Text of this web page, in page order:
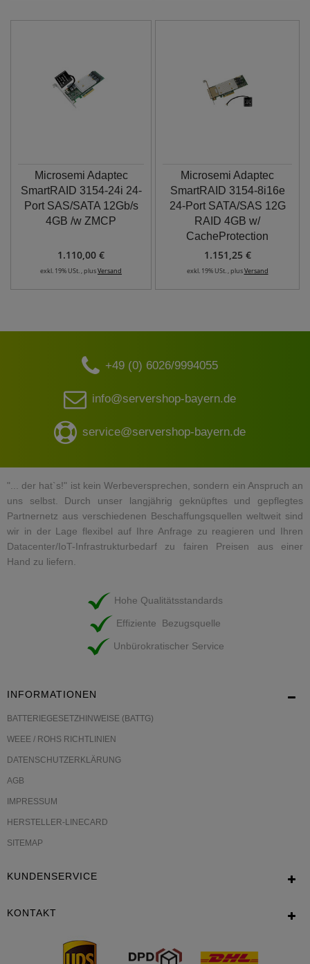
Microsemi Adaptec
SmartRAID 3154-24i 24-
Port SAS/SATA 12Gb/s
4GB /w ZMCP
1.110,00 €
exkl. 19% USt. , plusVersand
Microsemi Adaptec
SmartRAID 3154-8i16e
24-Port SATA/SAS 12G
RAID 4GB w/
CacheProtection
1.151,25 €
exkl. 19% USt. , plusVersand
+49 (0) 6026/9994055
info@servershop-bayern.de
service@servershop-bayern.de
"... der hat`s!" ist kein Werbeversprechen, sondern ein Anspruch an
uns selbst. Durch unser langjährig geknüpftes und gepflegtes
Partnernetz aus verschiedenen Beschaffungsquellen weltweit sind
wir in der Lage flexibel auf Ihre Anfrage zu reagieren und Ihren
Datacenter/IoT-Infrastrukturbedarf zu fairen Preisen aus einer
Hand zu liefern.
Hohe Qualitätsstandards
Effiziente Bezugsquelle
Unbürokratischer Service
INFORMATIONEN
BATTERIEGESETZHINWEISE (BATTG)
WEEE / ROHS RICHTLINIEN
DATENSCHUTZERKLÄRUNG
AGB
IMPRESSUM
HERSTELLER-LINECARD
SITEMAP
KUNDENSERVICE
KONTAKT